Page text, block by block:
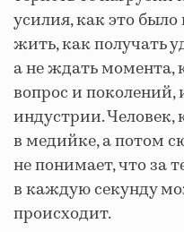
усилия, как это
жить, как получать
а не ждать момента,
вопрос и
индустрии. Человек,
в медийке, а потом
не понимает, что за
в каждую секунду
происходит.